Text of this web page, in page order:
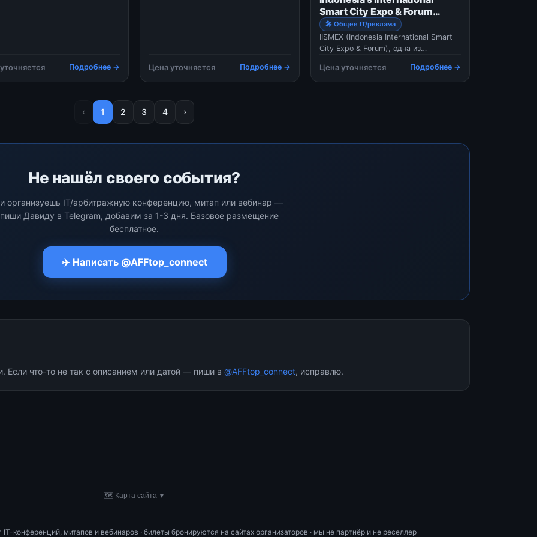
Подробнее → Цена уточняется Подробнее →
Smart City Expo & Forum
(IISMEX 2026)
🎤 Общее IT/реклама
IISMEX (Indonesia International Smart
City Expo & Forum), одна из
в Индонезии, посвящённых
технологиям умных городов, ICT и
Цена уточняется Подробнее →
‹ 1 2 3 4 ›
Не нашёл своего события?
организуешь IT/арбитражную конференцию, митап или вебинар —
Давиду в Telegram, добавим за 1-3 дня. Базовое размещение
бесплатное.
✈️ Написать @AFFtop_connect
Если что-то не так с описанием или датой — пиши в @AFFtop_connect, исправлю.
🗺 Карта сайта ▼
конференций, митапов и вебинаров · билеты бронируются на сайтах организаторов · мы не партнёр и не реселлер